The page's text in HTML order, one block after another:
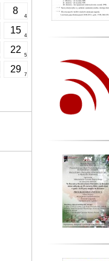
8
4
15
4
22
5
29
7